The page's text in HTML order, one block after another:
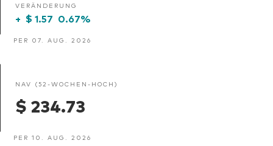
VERÄNDERUNG
+ $ 1.57 0.67%
PER 07. AUG. 2026
NAV (52-WOCHEN-HOCH)
$ 234.73
PER 10. AUG. 2026